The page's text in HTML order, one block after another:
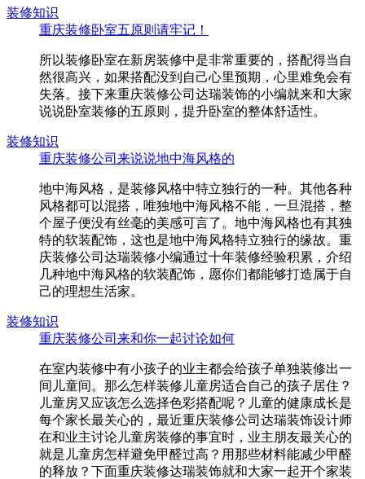
装修知识
重庆装修卧室五原则请牢记！
所以装修卧室在新房装修中是非常重要的，搭配得当自
然很高兴，如果搭配没到自己心里预期，心里难免会有
失落。接下来重庆装修公司达瑞装饰的小编就来和大家
说说卧室装修的五原则，提升卧室的整体舒适性。
装修知识
重庆装修公司来说说地中海风格的
地中海风格，是装修风格中特立独行的一种。其他各种
风格都可以混搭，唯独地中海风格不能，一旦混搭，整
个屋子便没有丝毫的美感可言了。地中海风格也有其独
特的软装配饰，这也是地中海风格特立独行的缘故。重
庆装修公司达瑞装修小编通过十年装修经验积累，介绍
几种地中海风格的软装配饰，愿你们都能够打造属于自
己的理想生活家。
装修知识
重庆装修公司来和你一起讨论如何
在室内装修中有小孩子的业主都会给孩子单独装修出一
间儿童间。那么怎样装修儿童房适合自己的孩子居住？
儿童房又应该怎么选择色彩搭配呢？儿童的健康成长是
每个家长最关心的，最近重庆装修公司达瑞装饰设计师
在和业主讨论儿童房装修的事宜时，业主朋友最关心的
就是儿童房怎样避免甲醛过高？用那些材料能减少甲醛
的释放？下面重庆装修达瑞装饰就和大家一起开个家装